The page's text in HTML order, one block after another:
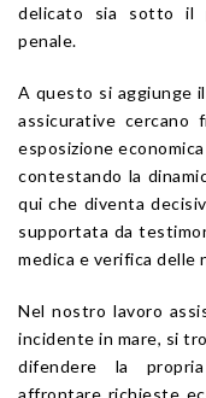
delicato sia sotto il
penale.
A questo si aggiunge
assicurative cercano
esposizione
contestando la
qui che diventa
supportata da
medica e verifica delle
Nel nostro lavoro
incidente in mare, si
difendere la
affrontare richieste